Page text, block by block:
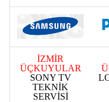
İZMİR
ÜÇKUYULAR
SONY TV
TEKNİK
SERVİSİ